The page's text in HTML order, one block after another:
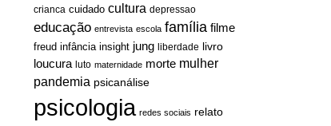
crianca cuidado cultura depressao
educação entrevista escola família filme
freud infância insight jung liberdade livro
loucura luto maternidade morte mulher
pandemia psicanálise
psicologia redes sociais relato